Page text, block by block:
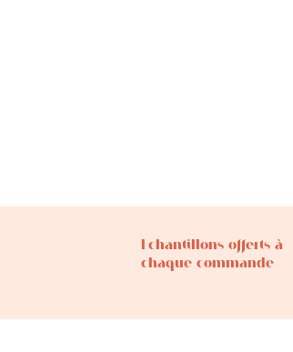
Echantillons offerts à
chaque commande